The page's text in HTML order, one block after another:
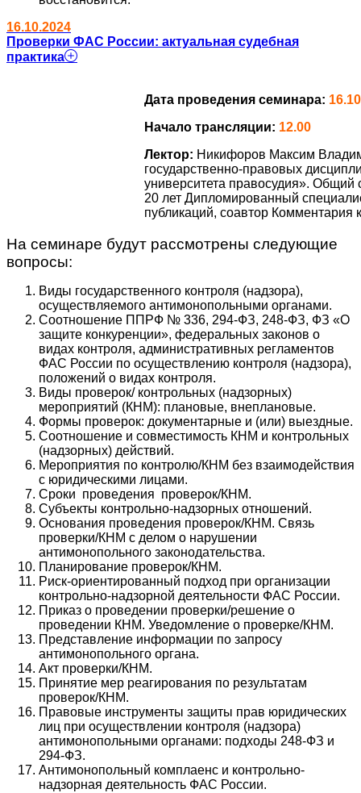
16.10.2024
Проверки ФАС России: актуальная судебная
практика
Дата проведения семинара:
Начало трансляции: 12.00
Лектор: Никифоров Максим
государственно-правовых
университета правосудия». Общий
20 лет Дипломированный
публикаций, соавтор
На семинаре будут рассмотрены следующие
вопросы:
Виды государственного контроля (надзора),
осуществляемого антимонопольными органами.
Соотношение ППРФ № 336, 294-ФЗ, 248-ФЗ, ФЗ «О
защите конкуренции», федеральных законов о
видах контроля, административных регламентов
ФАС России по осуществлению контроля (надзора),
положений о видах контроля.
Виды проверок/ контрольных (надзорных)
мероприятий (КНМ): плановые, внеплановые.
Формы проверок: документарные и (или) выездные.
Соотношение и совместимость КНМ и контрольных
(надзорных) действий.
Мероприятия по контролю/КНМ без взаимодействия
с юридическими лицами.
Сроки проведения проверок/КНМ.
Субъекты контрольно-надзорных отношений.
Основания проведения проверок/КНМ. Связь
проверки/КНМ с делом о нарушении
антимонопольного законодательства.
Планирование проверок/КНМ.
Риск-ориентированный подход при организации
контрольно-надзорной деятельности ФАС России.
Приказ о проведении проверки/решение о
проведении КНМ. Уведомление о проверке/КНМ.
Представление информации по запросу
антимонопольного органа.
Акт проверки/КНМ.
Принятие мер реагирования по результатам
проверок/КНМ.
Правовые инструменты защиты прав юридических
лиц при осуществлении контроля (надзора)
антимонопольными органами: подходы 248-ФЗ и
294-ФЗ.
Антимонопольный комплаенс и контрольно-
надзорная деятельность ФАС России.